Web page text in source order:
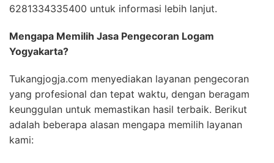
6281334335400 untuk informasi lebih lanjut.
Mengapa Memilih Jasa Pengecoran Logam
Yogyakarta?
Tukangjogja.com menyediakan layanan pengecoran
yang profesional dan tepat waktu, dengan beragam
keunggulan untuk memastikan hasil terbaik. Berikut
adalah beberapa alasan mengapa memilih layanan
kami: